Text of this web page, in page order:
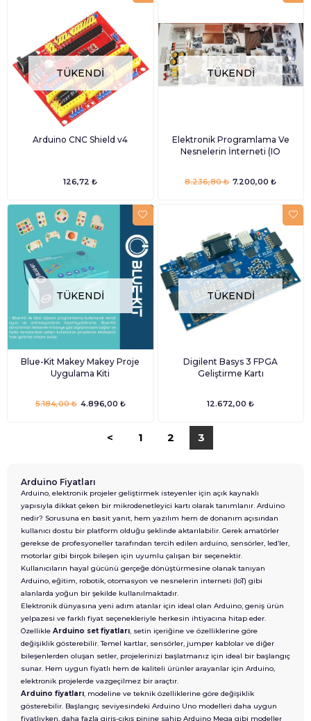
TÜKENDI
Arduino CNC Shield v4
126,72 ₺
TÜKENDI
Elektronik Programlama Ve
Nesnelerin İnterneti (IO
7.200,00 ₺
8.236,80 ₺
TÜKENDI
Blue-Kit Makey Makey Proje
Uygulama Kiti
4.896,00 ₺
5.184,00 ₺
TÜKENDI
Digilent Basys 3 FPGA
Geliştirme Kartı
12.672,00 ₺
< 1 2 3
Arduino Fiyatları
Arduino, elektronik projeler geliştirmek isteyenler için açık kaynaklı
yapısıyla dikkat çeken bir mikrodenetleyici kartı olarak tanımlanır. Arduino
nedir? Sorusuna en basit yanıt, hem yazılım hem de donanım açısından
kullanıcı dostu bir platform olduğu şeklinde aktarılabilir. Gerek amatörler
gerekse de profesyoneller tarafından tercih edilen arduino, sensörler, led’ler,
motorlar gibi birçok bileşen için uyumlu çalışan bir seçenektir.
Kullanıcıların hayal gücünü gerçeğe dönüştürmesine olanak tanıyan
Arduino, eğitim, robotik, otomasyon ve nesnelerin interneti (IoT) gibi
alanlarda yoğun bir şekilde kullanılmaktadır.
Elektronik dünyasına yeni adım atanlar için ideal olan Arduino, geniş ürün
yelpazesi ve farklı fiyat seçenekleriyle herkesin ihtiyacına hitap eder.
Özellikle Arduino set fiyatları, setin içeriğine ve özelliklerine göre
değişiklik gösterebilir. Temel kartlar, sensörler, jumper kablolar ve diğer
bileşenlerden oluşan setler, projelerinizi başlatmanız için ideal bir başlangıç
sunar. Hem uygun fiyatlı hem de kaliteli ürünler arayanlar için Arduino,
elektronik projelerde vazgeçilmez bir araçtır.
Arduino fiyatları, modeline ve teknik özelliklerine göre değişiklik
gösterebilir. Başlangıç seviyesindeki Arduino Uno modelleri daha uygun
fiyatlıyken, daha fazla giriş-çıkış pinine sahip Arduino Mega gibi modeller